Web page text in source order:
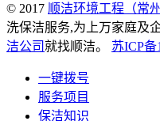
© 2017 顺洁环境工程（常
洗保洁服务,为上万家庭及
洁公司就找顺洁。 苏ICP备
一键拨号
服务项目
保洁知识